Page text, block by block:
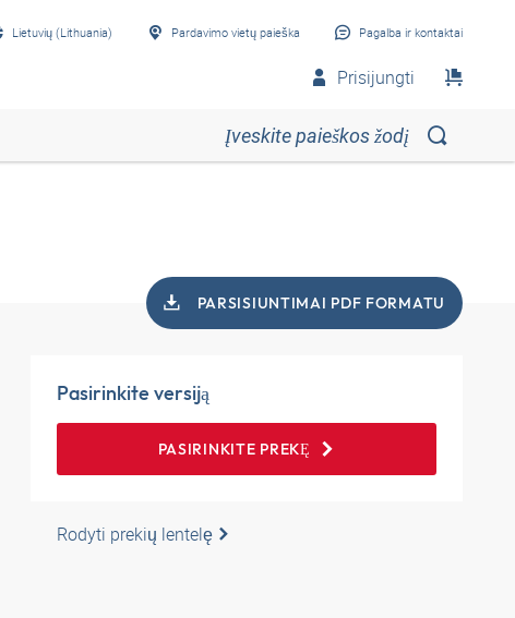
Lietuvių (Lithuania) Pardavimo vietų paieška Pagalba ir kontaktai
Prisijungti
PARSISIUNTIMAI PDF FORMATU
Pasirinkite versiją
PASIRINKITE PREKĘ
Rodyti prekių lentelę